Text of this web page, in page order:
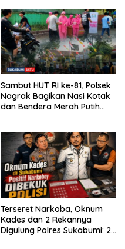
Sambut HUT RI ke-81, Polsek
Nagrak Bagikan Nasi Kotak
dan Bendera Merah Putih
Terseret Narkoba, Oknum
Kades dan 2 Rekannya
Digulung Polres Sukabumi: 28